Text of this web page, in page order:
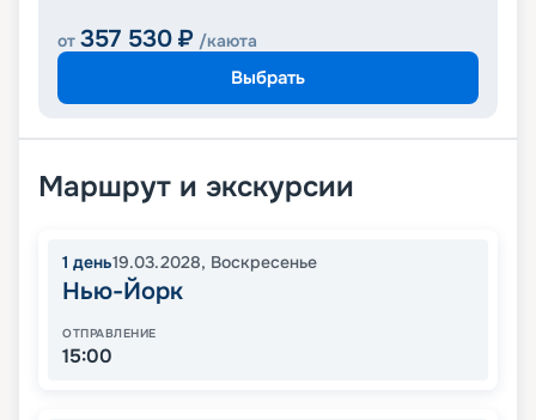
от 357 530 ₽ /каюта
Выбрать
Маршрут и экскурсии
1 день19.03.2028, Воскресенье
Нью-Йорк
ОТПРАВЛЕНИЕ
15:00